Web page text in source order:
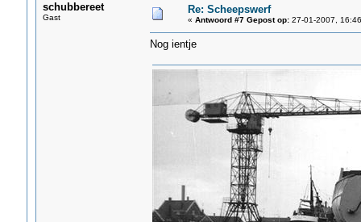
schubbereet
Gast
Re: Scheepswerf
« Antwoord #7 Gepost op:27-01-2007,
Nog ientje